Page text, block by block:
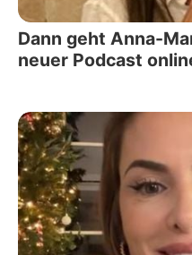
Dann geht Anna-
neuer Podcast